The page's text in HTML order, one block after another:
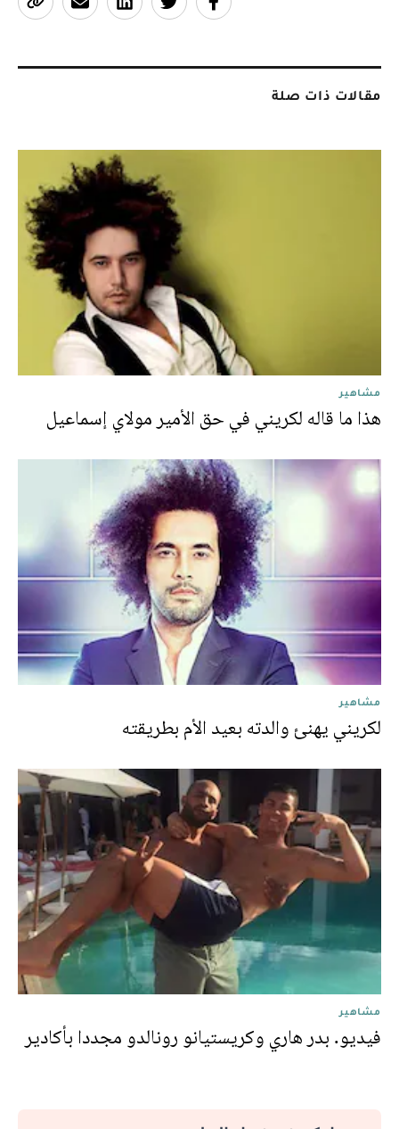
مقالات ذات صلة
مشاهير
هذا ما قاله لکريني في حق الأمير مولاي إسماعيل
مشاهير
لکريني يهنئ والدته بعيد الأم بطريقته
مشاهير
فيديو. بدر هاري وكريستيانو رونالدو مجددا بأكادير